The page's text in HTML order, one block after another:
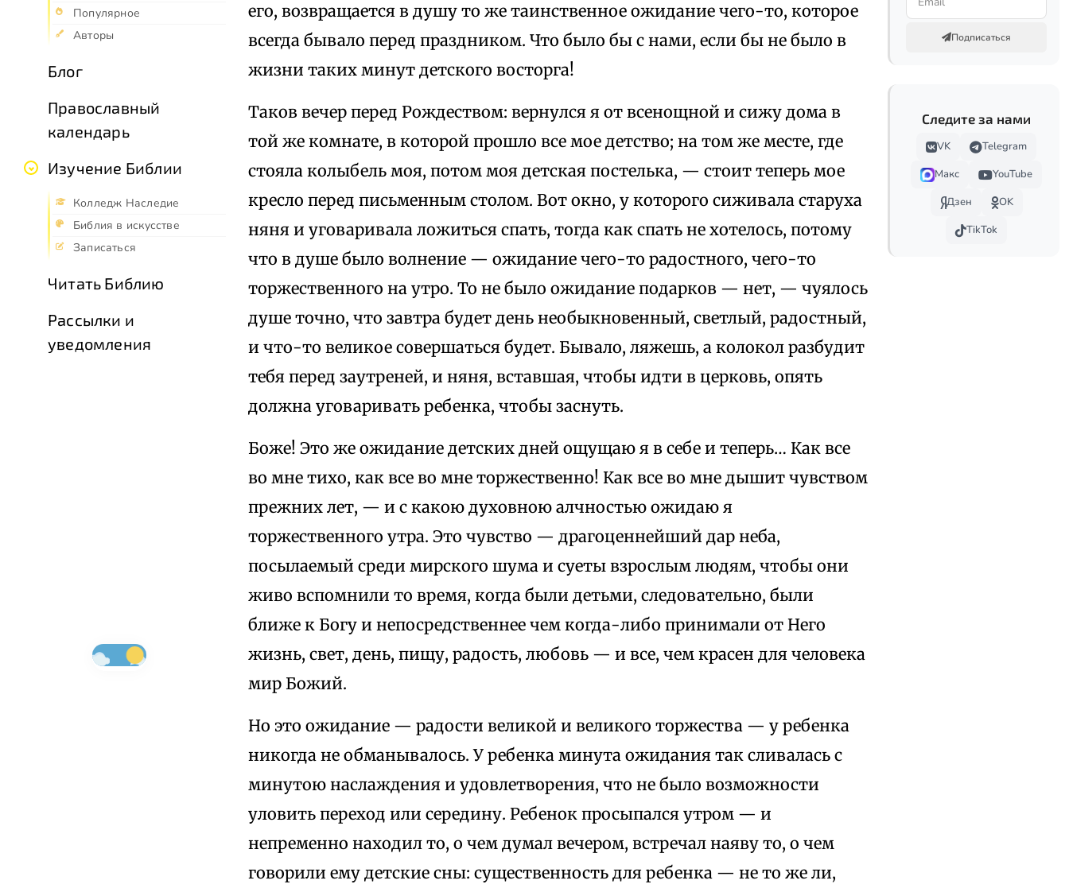
Популярное
Авторы
Блог
Православный
календарь
Изучение Библии
Колледж Наследие
Библия в искусстве
Записаться
Читать Библию
Рассылки и
уведомления
его, возвращается в душу то же таинственное ожидание чего-то, которое
всегда бывало перед праздником. Что было бы с нами, если бы не было в
жизни таких минут детского восторга!
Таков вечер перед Рождеством: вернулся я от всенощной и сижу дома в
той же комнате, в которой прошло все мое детство; на том же месте, где
стояла колыбель моя, потом моя детская постелька, — стоит теперь мое
кресло перед письменным столом. Вот окно, у которого сиживала старуха
няня и уговаривала ложиться спать, тогда как спать не хотелось, потому
что в душе было волнение — ожидание чего-то радостного, чего-то
торжественного на утро. То не было ожидание подарков — нет, — чуялось
душе точно, что завтра будет день необыкновенный, светлый, радостный,
и что-то великое совершаться будет. Бывало, ляжешь, а колокол разбудит
тебя перед заутреней, и няня, вставшая, чтобы идти в церковь, опять
должна уговаривать ребенка, чтобы заснуть.
Боже! Это же ожидание детских дней ощущаю я в себе и теперь… Как все
во мне тихо, как все во мне торжественно! Как все во мне дышит чувством
прежних лет, — и с какою духовною алчностью ожидаю я
торжественного утра. Это чувство — драгоценнейший дар неба,
посылаемый среди мирского шума и суеты взрослым людям, чтобы они
живо вспомнили то время, когда были детьми, следовательно, были
ближе к Богу и непосредственнее чем когда-либо принимали от Него
жизнь, свет, день, пищу, радость, любовь — и все, чем красен для человека
мир Божий.
Но это ожидание — радости великой и великого торжества — у ребенка
никогда не обманывалось. У ребенка минута ожидания так сливалась с
минутою наслаждения и удовлетворения, что не было возможности
уловить переход или середину. Ребенок просыпался утром — и
непременно находил то, о чем думал вечером, встречал наяву то, о чем
говорили ему детские сны: существенность для ребенка — не то же ли,
Подписаться
Следите за нами
VK
Telegram
Макс
YouTube
Дзен
OK
TikTok